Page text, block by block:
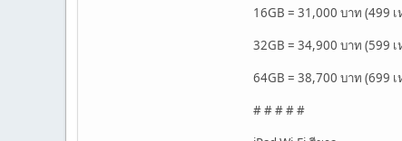
16GB = 31,000 บาท (499
32GB = 34,900 บาท (599
64GB = 38,700 บาท (699
# # # # #